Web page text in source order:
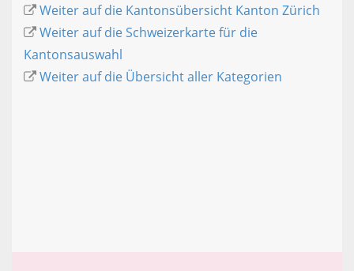
Weiter auf die Kantonsübersicht Kanton Zürich
Weiter auf die Schweizerkarte für die
Kantonsauswahl
Weiter auf die Übersicht aller Kategorien